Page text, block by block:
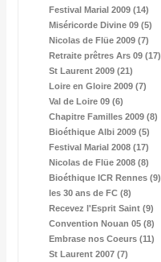
Festival Marial 2009 (14)
Miséricorde Divine 09 (5)
Nicolas de Flüe 2009 (7)
Retraite prêtres Ars 09 (17)
St Laurent 2009 (21)
Loire en Gloire 2009 (7)
Val de Loire 09 (6)
Chapitre Familles 2009 (8)
Bioéthique Albi 2009 (5)
Festival Marial 2008 (17)
Nicolas de Flüe 2008 (8)
Bioéthique ICR Rennes (9)
les 30 ans de FC (8)
Recevez l'Esprit Saint (9)
Convention Nouan 05 (8)
Embrase nos Coeurs (11)
St Laurent 2007 (7)